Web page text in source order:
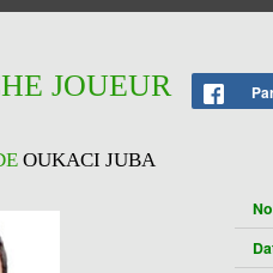
JOUEUR
OUKACI JUBA